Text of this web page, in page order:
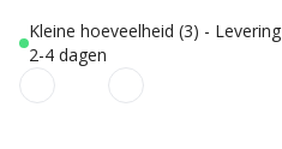
Kleine hoeveelheid (3) - Levering
2-4 dagen